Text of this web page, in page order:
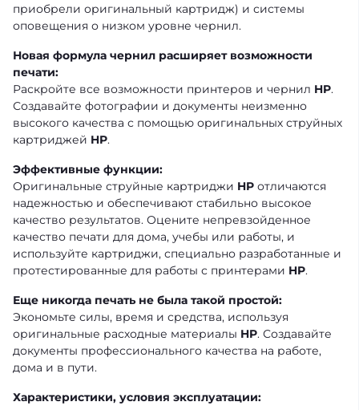
приобрели оригинальный картридж) и системы
оповещения о низком уровне чернил.
Новая формула чернил расширяет возможности
печати:
Раскройте все возможности принтеров и чернил HP.
Создавайте фотографии и документы неизменно
высокого качества с помощью оригинальных струйных
картриджей HP.
Эффективные функции:
Оригинальные струйные картриджи HP отличаются
надежностью и обеспечивают стабильно высокое
качество результатов. Оцените непревзойденное
качество печати для дома, учебы или работы, и
используйте картриджи, специально разработанные и
протестированные для работы с принтерами HP.
Еще никогда печать не была такой простой:
Экономьте силы, время и средства, используя
оригинальные расходные материалы HP. Создавайте
документы профессионального качества на работе,
дома и в пути.
Характеристики, условия эксплуатации: